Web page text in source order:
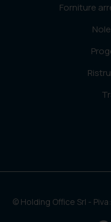
Forniture
© Holding Office Srl -